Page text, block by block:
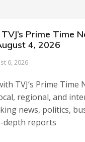
Prime Time
4, 2026
6, 2026
TVJ’s Prime Time
regional, and
news, politics,
depth reports